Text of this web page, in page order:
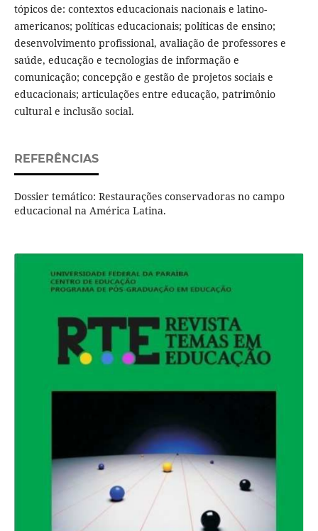
tópicos de: contextos educacionais nacionais e latino-
americanos; políticas educacionais; políticas de ensino;
desenvolvimento profissional, avaliação de professores e
saúde, educação e tecnologias de informação e
comunicação; concepção e gestão de projetos sociais e
educacionais; articulações entre educação, patrimônio
cultural e inclusão social.
REFERÊNCIAS
Dossier temático: Restaurações conservadoras no campo
educacional na América Latina.